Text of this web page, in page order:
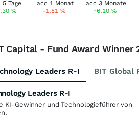
% -1,81% +6,10%
Capital - Fund Award Winner
Leaders R-I BIT Global
Leaders R-I
KI-Gewinner und Technologieführer von